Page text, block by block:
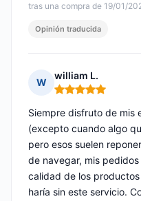
tras una compra de 19/01/
Opinión traducida
W
william L.
Nota: 5 de 5
Siempre disfruto de mis
(excepto cuando algo
pero esos suelen
de navegar, mis
calidad de los
haría sin este servicio.